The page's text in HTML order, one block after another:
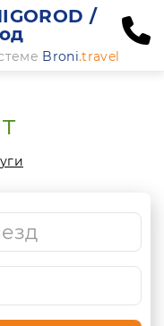
/
Broni.travel